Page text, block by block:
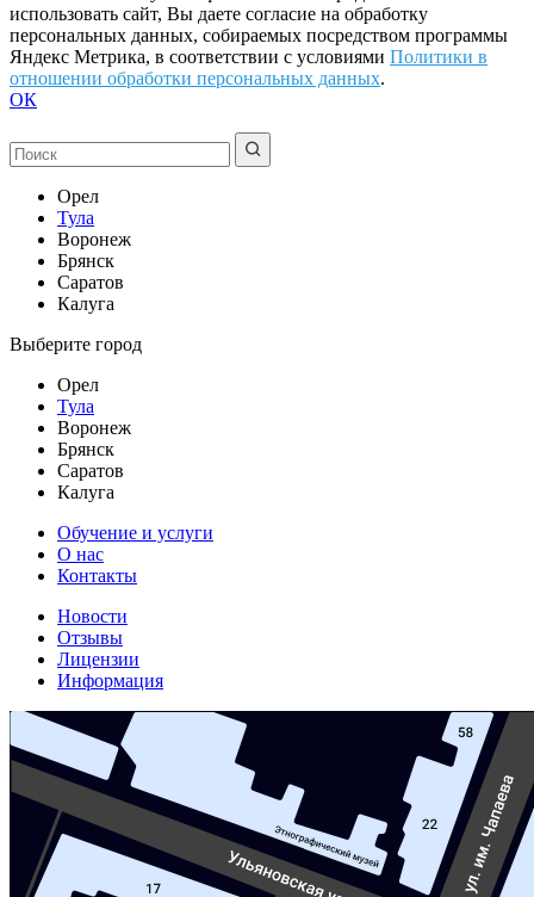
использовать сайт, Вы даете согласие на обработку
персональных данных, собираемых посредством программы
Яндекс Метрика, в соответствии с условиями Политики в
отношении обработки персональных данных.
ОК
Орел
Тула
Воронеж
Брянск
Саратов
Калуга
Выберите город
Орел
Тула
Воронеж
Брянск
Саратов
Калуга
Обучение и услуги
О нас
Контакты
Новости
Отзывы
Лицензии
Информация